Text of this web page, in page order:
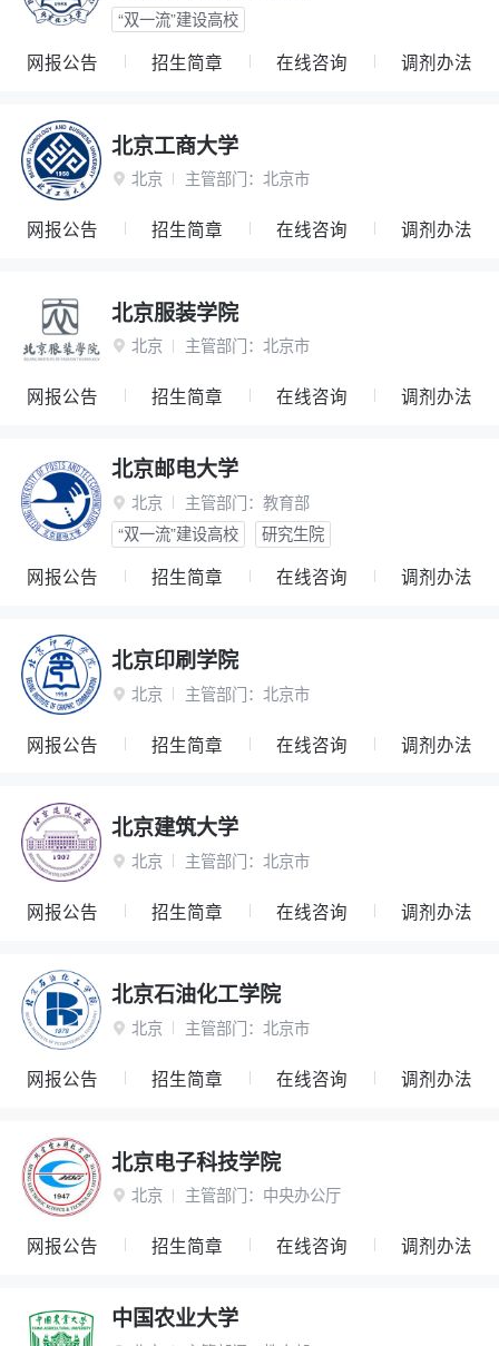
“双一流”建设高校
网报公告 招生简章 在线咨询 调剂办法
北京工商大学
 北京 主管部门： 北京市
网报公告 招生简章 在线咨询 调剂办法
北京服装学院
 北京 主管部门： 北京市
网报公告 招生简章 在线咨询 调剂办法
北京邮电大学
 北京 主管部门： 教育部
“双一流”建设高校
研究生院
网报公告 招生简章 在线咨询 调剂办法
北京印刷学院
 北京 主管部门： 北京市
网报公告 招生简章 在线咨询 调剂办法
北京建筑大学
 北京 主管部门： 北京市
网报公告 招生简章 在线咨询 调剂办法
北京石油化工学院
 北京 主管部门： 北京市
网报公告 招生简章 在线咨询 调剂办法
北京电子科技学院
 北京 主管部门： 中央办公厅
网报公告 招生简章 在线咨询 调剂办法
中国农业大学